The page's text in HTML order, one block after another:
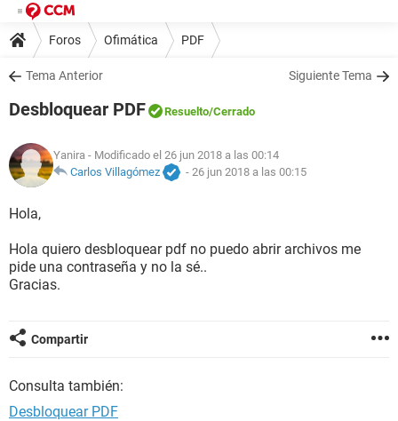
Foros Ofimática PDF
Tema Anterior Siguiente Tema
Desbloquear PDF Resuelto/Cerrado
Yanira - Modificado el 26 jun 2018 a las 00:14
Carlos Villagómez
- 26 jun 2018 a las 00:15
Hola,
Hola quiero desbloquear pdf no puedo abrir archivos me
pide una contraseña y no la sé..
Gracias.
Compartir
Consulta también:
Desbloquear PDF